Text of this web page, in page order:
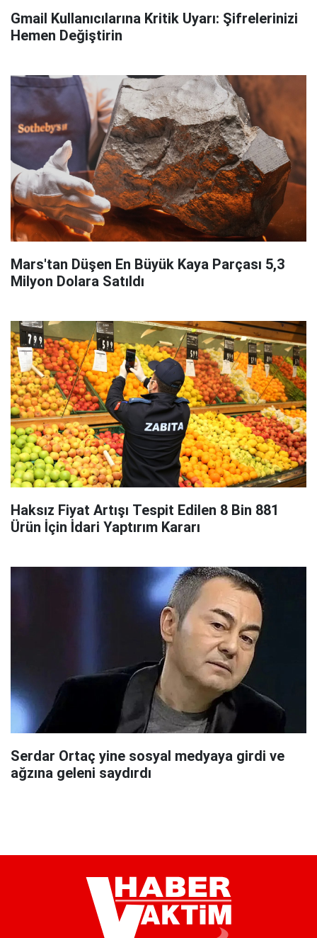
Gmail Kullanıcılarına Kritik Uyarı: Şifrelerinizi
Hemen Değiştirin
Mars'tan Düşen En Büyük Kaya Parçası 5,3
Milyon Dolara Satıldı
Haksız Fiyat Artışı Tespit Edilen 8 Bin 881
Ürün İçin İdari Yaptırım Kararı
Serdar Ortaç yine sosyal medyaya girdi ve
ağzına geleni saydırdı